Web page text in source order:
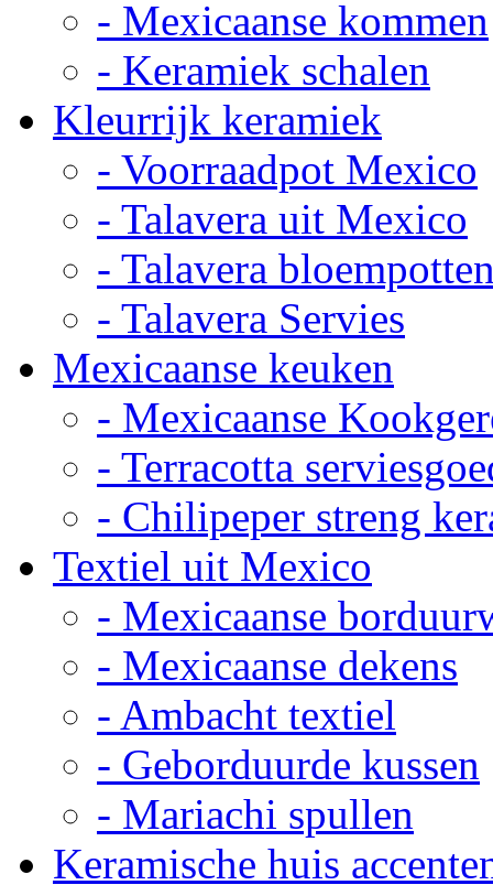
- Mexicaanse kommen
- Keramiek schalen
Kleurrijk keramiek
- Voorraadpot Mexico
- Talavera uit Mexico
- Talavera
- Talavera Servies
Mexicaanse keuken
- Mexicaanse
- Terracotta
- Chilipeper streng
Textiel uit Mexico
- Mexicaanse
- Mexicaanse dekens
- Ambacht textiel
- Geborduurde kussen
- Mariachi spullen
Keramische huis